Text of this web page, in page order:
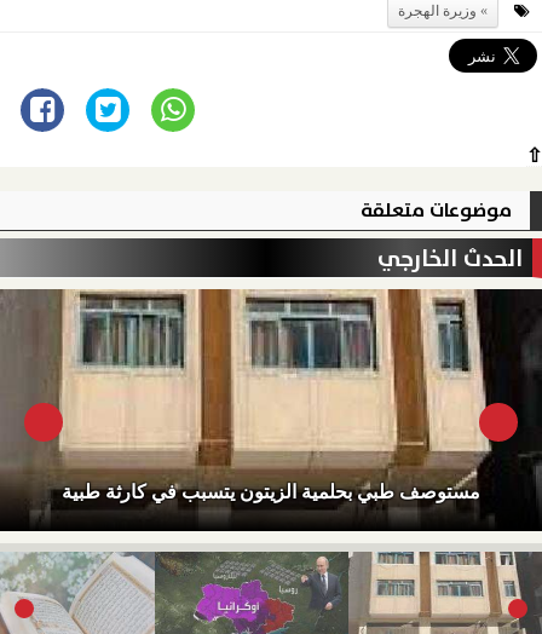
وزيرة الهجرة
⇧
موضوعات متعلقة
الحدث الخارجي
مستوصف طبي بحلمية الزيتون يتسبب في كارثة طبية